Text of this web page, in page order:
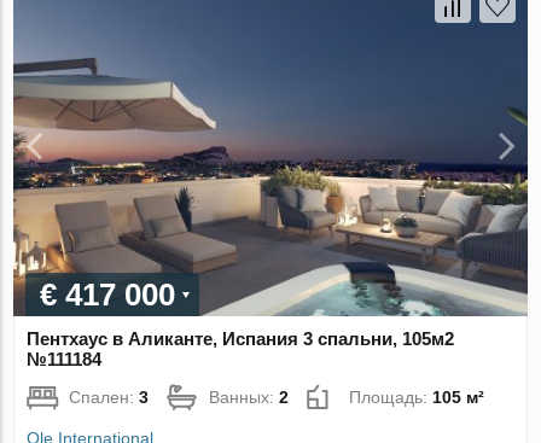
€ 417 000
Пентхаус в Аликанте, Испания 3 спальни, 105м2
№111184
Спален:3 Ванных:2 Площадь:105 м²
Ole International